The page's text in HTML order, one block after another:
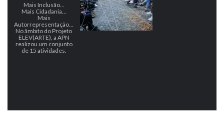
Mais Inclusão…
Mais Cidadania…
Mais
Autorrepresentação…
No âmbito do Projeto
ELEV(ARTE), a APN
realizou um conjunto
de 15 atividades.